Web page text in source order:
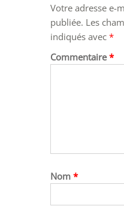
Votre adresse e-
publiée. Les
indiqués avec *
Commentaire*
Nom *